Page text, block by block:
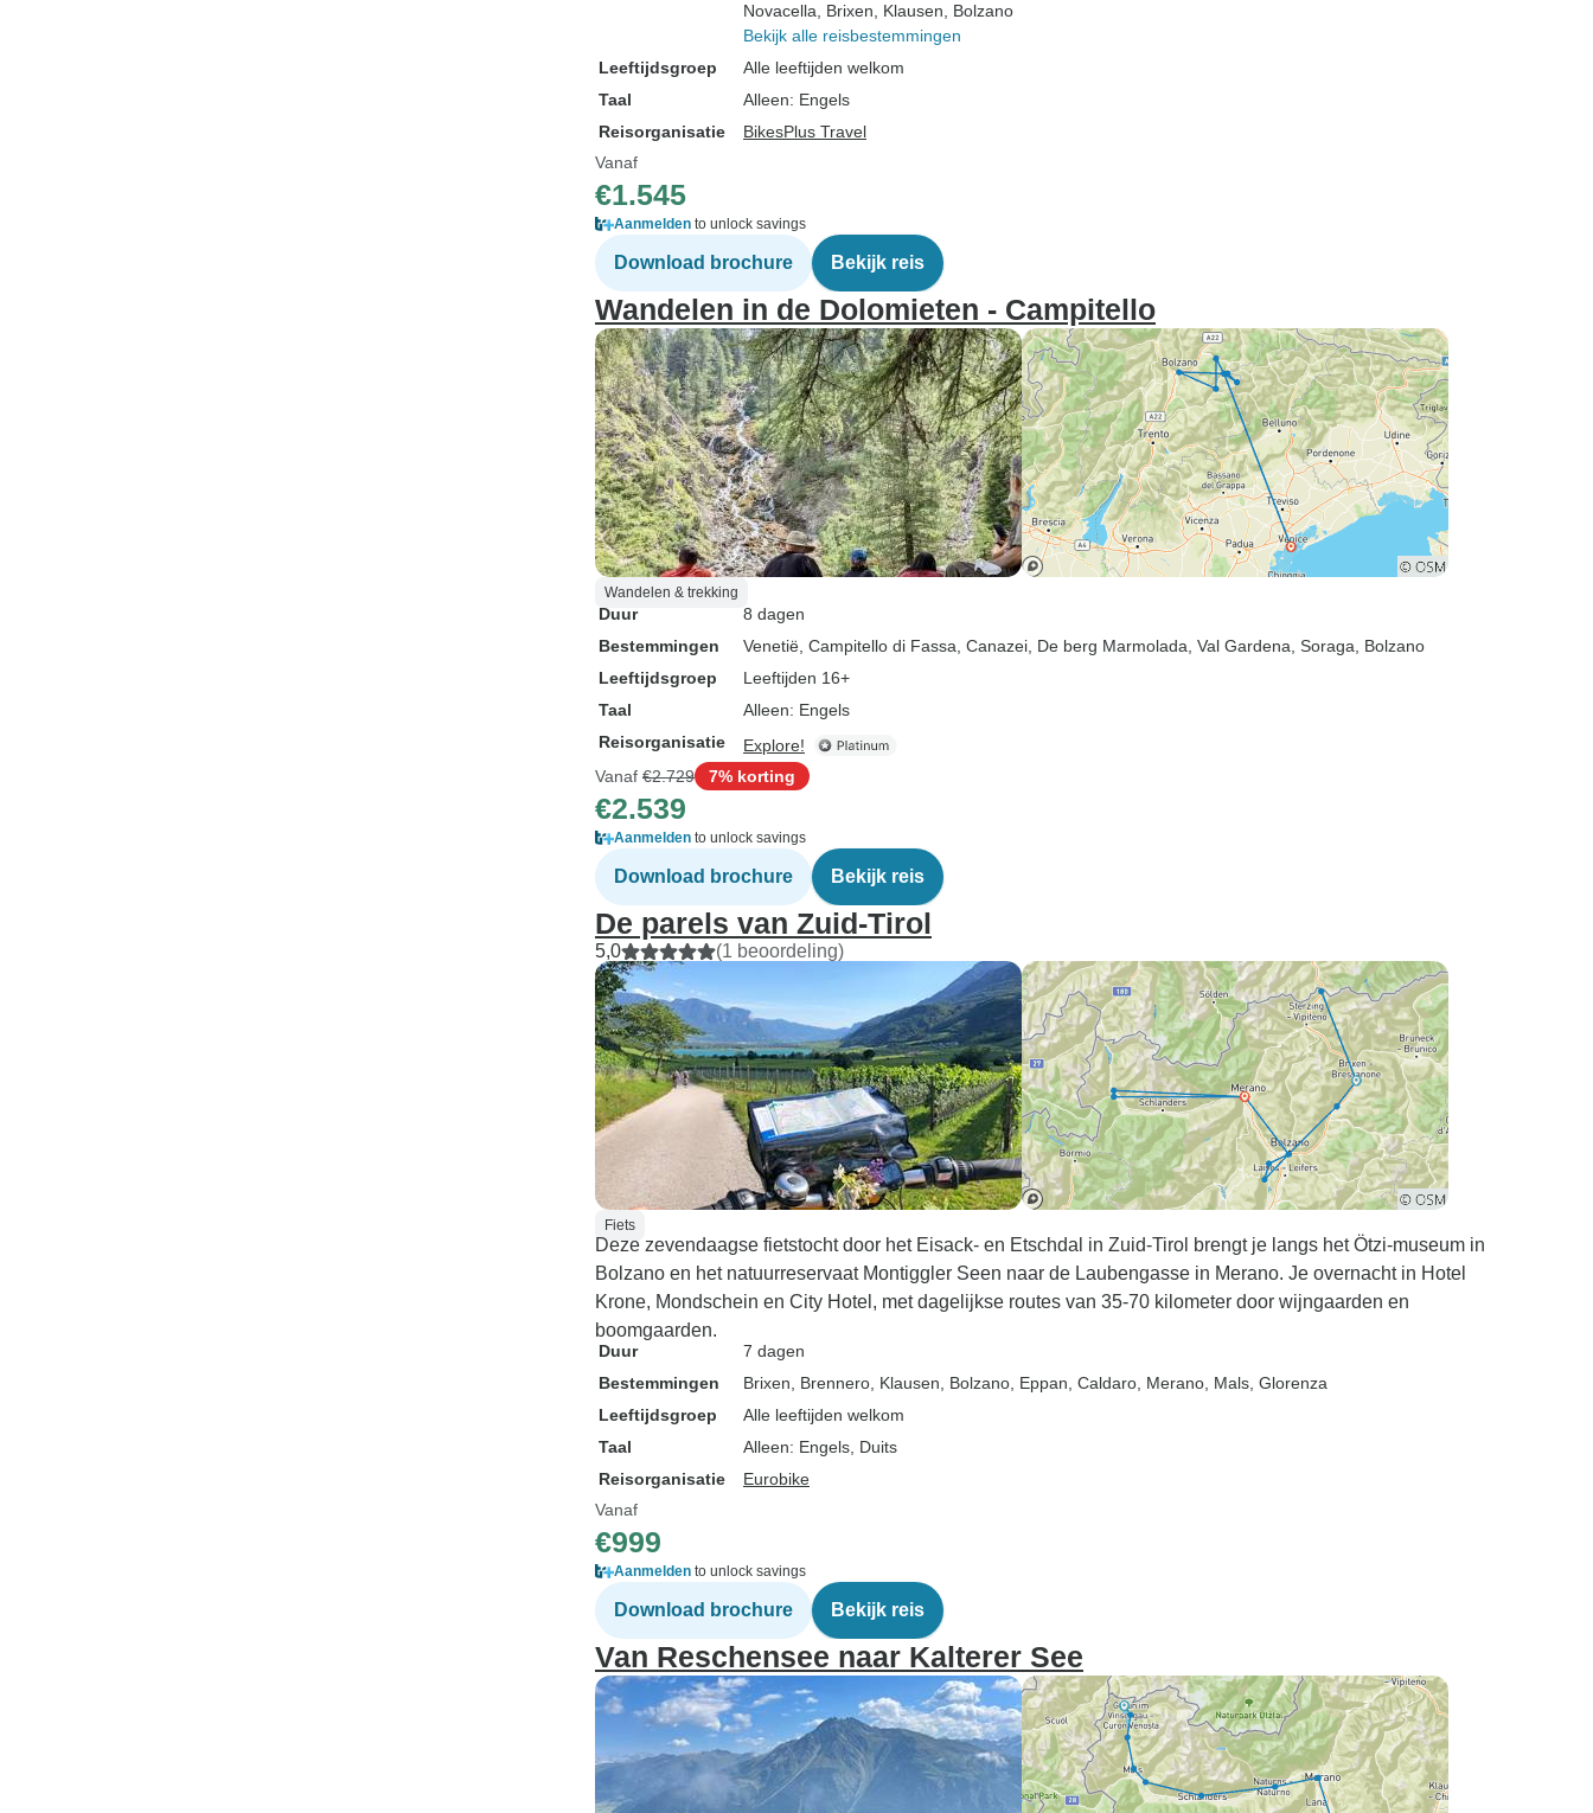
Novacella , Brixen , Klausen , Bolzano
Bekijk alle reisbestemmingen
Leeftijdsgroep
Alle leeftijden welkom
Taal
Alleen: Engels
Reisorganisatie
BikesPlus Travel
Vanaf
€1.545
Aanmelden to unlock savings
Download brochure Bekijk reis
Wandelen in de Dolomieten - Campitello
Wandelen & trekking
Duur
8 dagen
Bestemmingen
Venetië , Campitello di Fassa , Canazei , De berg Marmolada , Val Gardena , Soraga , Bolzano
Leeftijdsgroep
Leeftijden 16+
Taal
Alleen: Engels
Reisorganisatie
Explore!
Vanaf €2.729 7% korting
€2.539
Aanmelden to unlock savings
Download brochure Bekijk reis
De parels van Zuid-Tirol
5,0 (1 beoordeling)
Fiets
Deze zevendaagse fietstocht door het Eisack- en Etschdal in Zuid-Tirol brengt je langs het Ötzi-museum in
Bolzano en het natuurreservaat Montiggler Seen naar de Laubengasse in Merano. Je overnacht in Hotel
Krone, Mondschein en City Hotel, met dagelijkse routes van 35-70 kilometer door wijngaarden en
boomgaarden.
Duur
7 dagen
Bestemmingen
Brixen , Brennero , Klausen , Bolzano , Eppan , Caldaro , Merano , Mals , Glorenza
Leeftijdsgroep
Alle leeftijden welkom
Taal
Alleen: Engels, Duits
Reisorganisatie
Eurobike
Vanaf
€999
Aanmelden to unlock savings
Download brochure Bekijk reis
Van Reschensee naar Kalterer See